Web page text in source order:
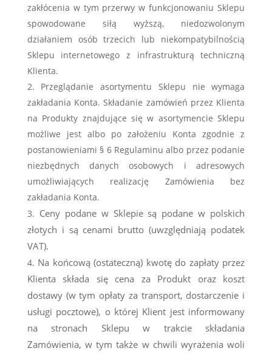
zakłócenia w tym przerwy w funkcjonowaniu Sklepu
spowodowane siłą wyższą, niedozwolonym
działaniem osób trzecich lub niekompatybilnością
Sklepu internetowego z infrastrukturą techniczną
Klienta.
Przeglądanie asortymentu Sklepu nie wymaga
zakładania Konta. Składanie zamówień przez Klienta
na Produkty znajdujące się w asortymencie Sklepu
możliwe jest albo po założeniu Konta zgodnie z
postanowieniami § 6 Regulaminu albo przez podanie
niezbędnych danych osobowych i adresowych
umożliwiających realizację Zamówienia bez
zakładania Konta.
Ceny podane w Sklepie są podane w polskich
złotych i są cenami brutto (uwzględniają podatek
VAT).
Na końcową (ostateczną) kwotę do zapłaty przez
Klienta składa się cena za Produkt oraz koszt
dostawy (w tym opłaty za transport, dostarczenie i
usługi pocztowe), o której Klient jest informowany
na stronach Sklepu w trakcie składania
Zamówienia, w tym także w chwili wyrażenia woli